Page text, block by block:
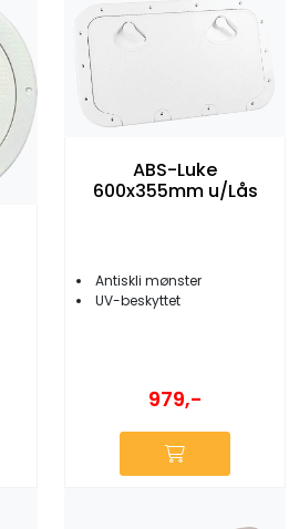
ABS-Luke
600x355mm u/Lås
Antiskli mønster
UV-beskyttet
979,-